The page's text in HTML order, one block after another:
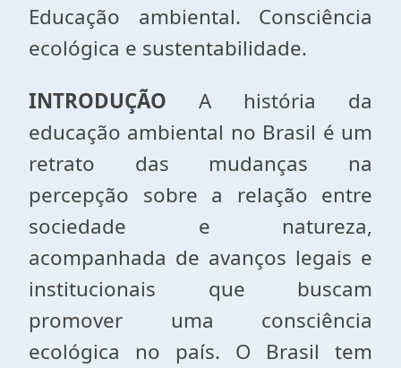
Educação ambiental. Consciência
ecológica e sustentabilidade.
INTRODUÇÃO A história da
educação ambiental no Brasil é um
retrato das mudanças na
percepção sobre a relação entre
sociedade e natureza,
acompanhada de avanços legais e
institucionais que buscam
promover uma consciência
ecológica no país. O Brasil tem